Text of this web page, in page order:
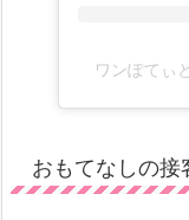
ワンぽてぃ
おもてなしの接